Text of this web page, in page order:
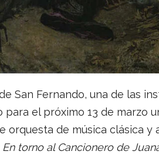
San Fernando, una de las
para el próximo 13 de marzo
de música clásica y
En torno al Cancionero de